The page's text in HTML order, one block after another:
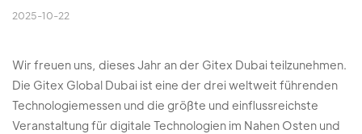
2025-10-22
Wir freuen uns, dieses Jahr an der Gitex Dubai teilzunehmen.
Die Gitex Global Dubai ist eine der drei weltweit führenden
Technologiemessen und die größte und einflussreichste
Veranstaltung für digitale Technologien im Nahen Osten und